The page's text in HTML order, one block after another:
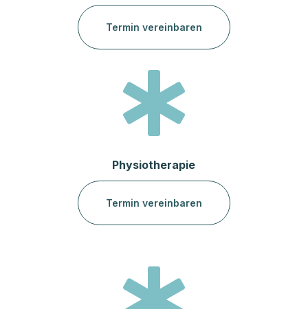
Termin vereinbaren

Physiotherapie
Termin vereinbaren